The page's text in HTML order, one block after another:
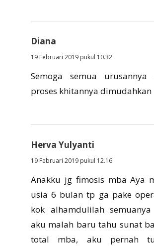
Diana
19 Februari 2019 pukul 10.32
Semoga semua urusannya
proses khitannya dimudahkan
Herva Yulyanti
19 Februari 2019 pukul 12.16
Anakku jg fimosis mba Aya
usia 6 bulan tp ga pake
kok alhamdulilah
aku malah baru tahu sunat
total mba, aku pernah